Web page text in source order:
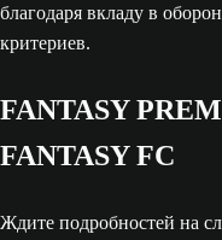
благодаря вкладу в
критериев.
FANTASY
FANTASY FC
Ждите подробностей на